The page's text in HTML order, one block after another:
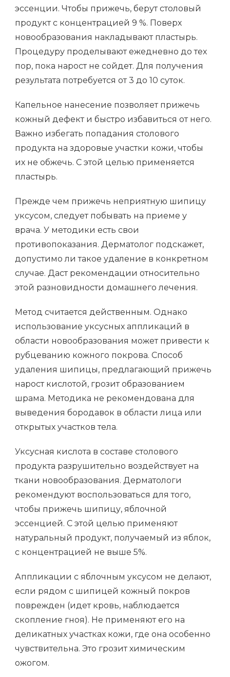
эссенции. Чтобы прижечь, берут столовый
продукт с концентрацией 9 %. Поверх
новообразования накладывают пластырь.
Процедуру проделывают ежедневно до тех
пор, пока нарост не сойдет. Для получения
результата потребуется от 3 до 10 суток.
Капельное нанесение позволяет прижечь
кожный дефект и быстро избавиться от него.
Важно избегать попадания столового
продукта на здоровые участки кожи, чтобы
их не обжечь. С этой целью применяется
пластырь.
Прежде чем прижечь неприятную шипицу
уксусом, следует побывать на приеме у
врача. У методики есть свои
противопоказания. Дерматолог подскажет,
допустимо ли такое удаление в конкретном
случае. Даст рекомендации относительно
этой разновидности домашнего лечения.
Метод считается действенным. Однако
использование уксусных аппликаций в
области новообразования может привести к
рубцеванию кожного покрова. Способ
удаления шипицы, предлагающий прижечь
нарост кислотой, грозит образованием
шрама. Методика не рекомендована для
выведения бородавок в области лица или
открытых участков тела.
Уксусная кислота в составе столового
продукта разрушительно воздействует на
ткани новообразования. Дерматологи
рекомендуют воспользоваться для того,
чтобы прижечь шипицу, яблочной
эссенцией. С этой целью применяют
натуральный продукт, получаемый из яблок,
с концентрацией не выше 5%.
Аппликации с яблочным уксусом не делают,
если рядом с шипицей кожный покров
поврежден (идет кровь, наблюдается
скопление гноя). Не применяют его на
деликатных участках кожи, где она особенно
чувствительна. Это грозит химическим
ожогом.